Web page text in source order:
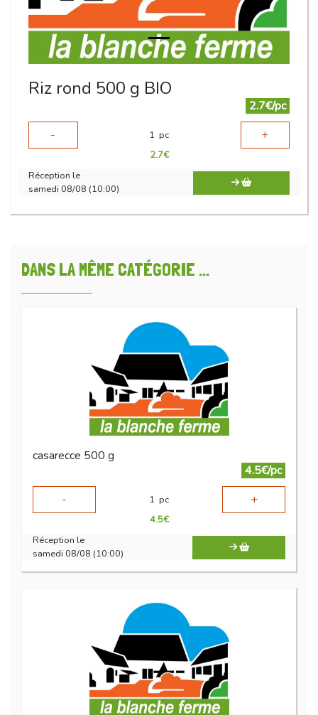
Riz rond 500 g BIO
2.7€/pc
-
1 pc +
2.7€
Réception le
samedi 08/08 (10:00)
DANS LA MÊME CATÉGORIE ...
casarecce 500 g
4.5€/pc
-
1 pc +
4.5€
Réception le
samedi 08/08 (10:00)